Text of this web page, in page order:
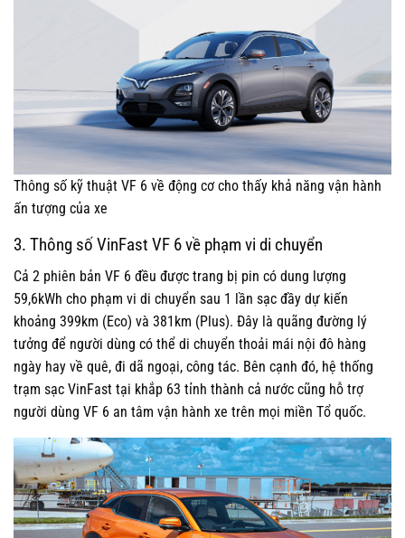
Thông số kỹ thuật VF 6 về động cơ cho thấy khả năng vận hành
ấn tượng của xe
3. Thông số VinFast VF 6 về phạm vi di chuyển
Cả 2 phiên bản VF 6 đều được trang bị pin có dung lượng
59,6kWh cho phạm vi di chuyển sau 1 lần sạc đầy dự kiến
khoảng 399km (Eco) và 381km (Plus). Đây là quãng đường lý
tưởng để người dùng có thể di chuyển thoải mái nội đô hàng
ngày hay về quê, đi dã ngoại, công tác. Bên cạnh đó, hệ thống
trạm sạc VinFast tại khắp 63 tỉnh thành cả nước cũng hỗ trợ
người dùng VF 6 an tâm vận hành xe trên mọi miền Tổ quốc.